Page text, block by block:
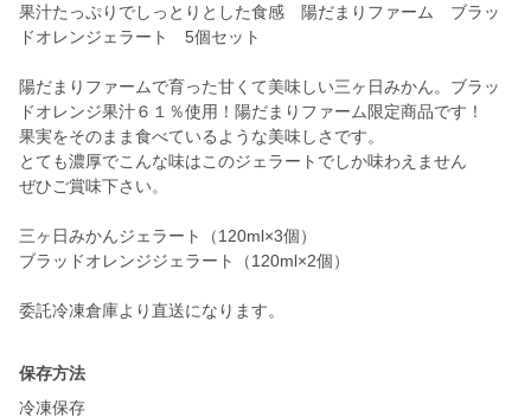
果汁たっぷりでしっとりとした食感 陽だまりファーム ブラッ
ドオレンジェラート 5個セット
陽だまりファームで育った甘くて 美味しい三ヶ日みかん。ブラッ
ドオレンジ果汁６１％使用！陽だまりファーム限定商品です！
果実をそのまま食べているような美味しさです。
とても濃厚でこんな味はこのジェラートでしか味わえません
ぜひご賞味下さい。
三ヶ日みかんジェラート（120ml×3個）
ブラッドオレンジジェラート（120ml×2個）
委託冷凍倉庫より直送になります。
保存方法
冷凍保存